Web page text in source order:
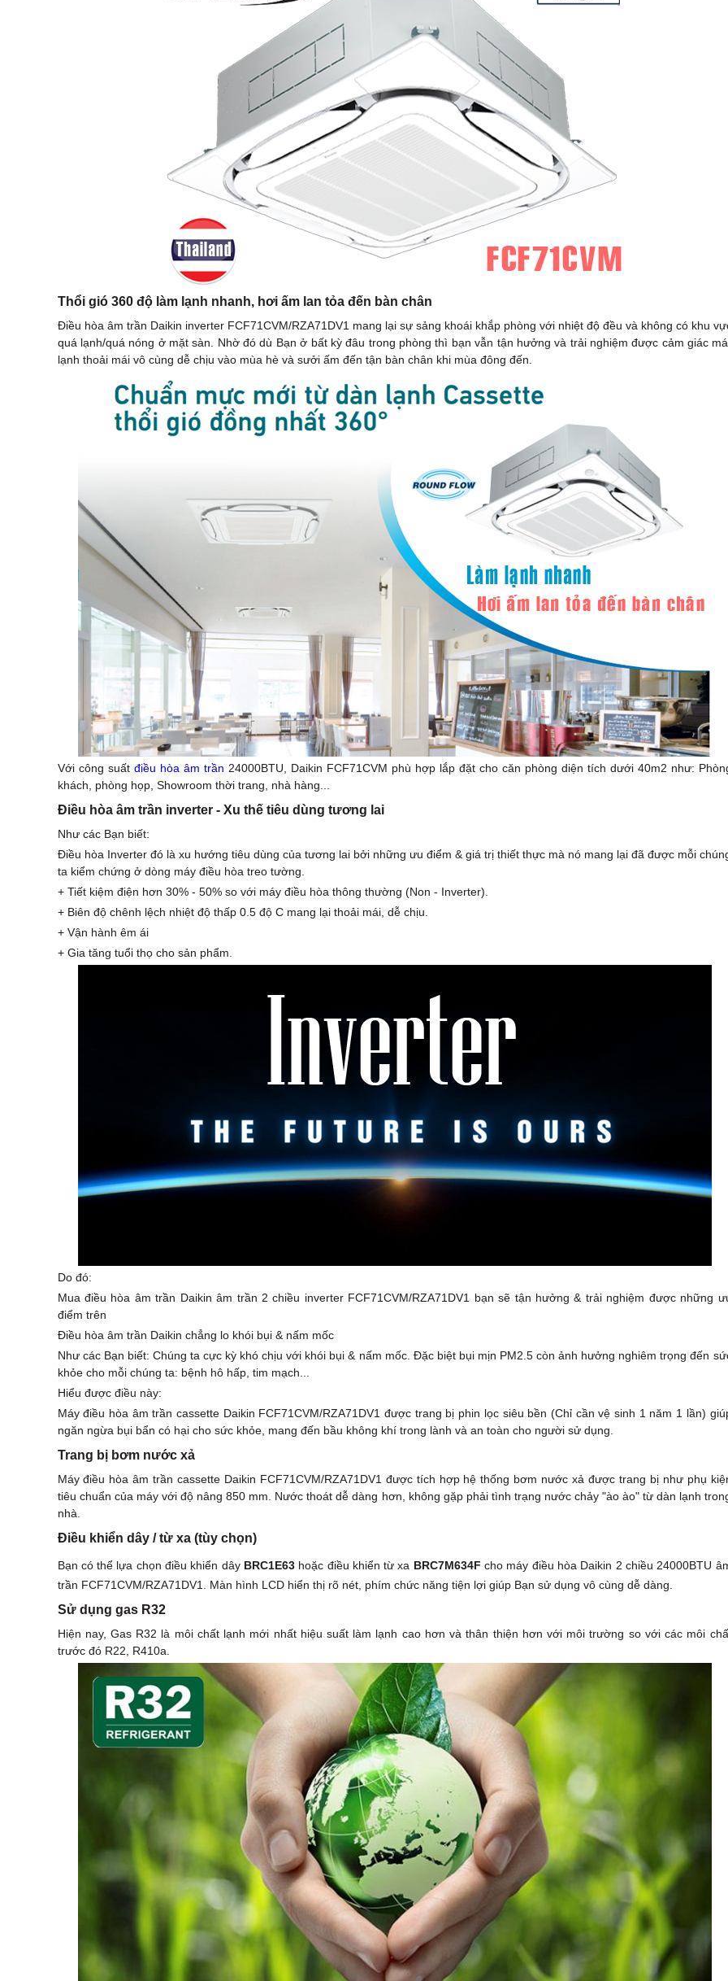
Thổi gió 360 độ làm lạnh nhanh, hơi ấm lan tỏa đến bàn chân
Điều hòa âm trần Daikin inverter FCF71CVM/RZA71DV1 mang lại sự sảng khoái khắp phòng với nhiệt độ đều và không có khu
quá lạnh/quá nóng ở mặt sàn. Nhờ đó dù Bạn ở bất kỳ đâu trong phòng thì bạn vẫn tận hưởng và trải nghiệm được cảm giác
lạnh thoải mái vô cùng dễ chịu vào mùa hè và sưởi ấm đến tận bàn chân khi mùa đông đến.
Với công suất điều hòa âm trần 24000BTU, Daikin FCF71CVM phù hợp lắp đặt cho căn phòng diện tích dưới 40m2 như:
khách, phòng họp, Showroom thời trang, nhà hàng...
Điều hòa âm trần inverter - Xu thế tiêu dùng tương lai
Như các Bạn biết:
Điều hòa Inverter đó là xu hướng tiêu dùng của tương lai bởi những ưu điểm & giá trị thiết thực mà nó mang lại đã được mỗi
ta kiểm chứng ở dòng máy điều hòa treo tường.
+ Tiết kiệm điện hơn 30% - 50% so với máy điều hòa thông thường (Non - Inverter).
+ Biên độ chênh lệch nhiệt độ thấp 0.5 độ C mang lại thoải mái, dễ chịu.
+ Vận hành êm ái
+ Gia tăng tuổi thọ cho sản phẩm.
Do đó:
Mua điều hòa âm trần Daikin âm trần 2 chiều inverter FCF71CVM/RZA71DV1 bạn sẽ tận hưởng & trải nghiệm được những
điểm trên
Điều hòa âm trần Daikin chẳng lo khói bụi & nấm mốc
Như các Bạn biết: Chúng ta cực kỳ khó chịu với khói bụi & nấm mốc. Đặc biệt bụi mịn PM2.5 còn ảnh hưởng nghiêm trọng đến
khỏe cho mỗi chúng ta: bệnh hô hấp, tim mạch...
Hiểu được điều này:
Máy điều hòa âm trần cassette Daikin FCF71CVM/RZA71DV1 được trang bị phin lọc siêu bền (Chỉ cần vệ sinh 1 năm 1 lần)
ngăn ngừa bụi bẩn có hại cho sức khỏe, mang đến bầu không khí trong lành và an toàn cho người sử dụng.
Trang bị bơm nước xả
Máy điều hòa âm trần cassette Daikin FCF71CVM/RZA71DV1 được tích hợp hệ thống bơm nước xả được trang bị như phụ
tiêu chuẩn của máy với độ nâng 850 mm. Nước thoát dễ dàng hơn, không gặp phải tình trạng nước chảy "ào ào" từ dàn lạnh
nhà.
Điều khiển dây / từ xa (tùy chọn)
Bạn có thể lựa chọn điều khiển dây BRC1E63 hoặc điều khiển từ xa BRC7M634Fcho máy điều hòa Daikin 2 chiều 24000BTU
trần FCF71CVM/RZA71DV1. Màn hình LCD hiển thị rõ nét, phím chức năng tiện lợi giúp Bạn sử dụng vô cùng dễ dàng.
Sử dụng gas R32
Hiện nay, Gas R32 là môi chất lạnh mới nhất hiệu suất làm lạnh cao hơn và thân thiện hơn với môi trường so với các môi
trước đó R22, R410a.